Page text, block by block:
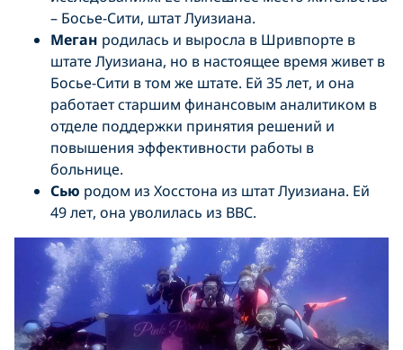
– Босье-Сити, штат Луизиана.
Меган родилась и выросла в Шривпорте в
штате Луизиана, но в настоящее время живет в
Босье-Сити в том же штате. Ей 35 лет, и она
работает старшим финансовым аналитиком в
отделе поддержки принятия решений и
повышения эффективности работы в
больнице.
Сью родом из Хосстона из штат Луизиана. Ей
49 лет, она уволилась из ВВС.